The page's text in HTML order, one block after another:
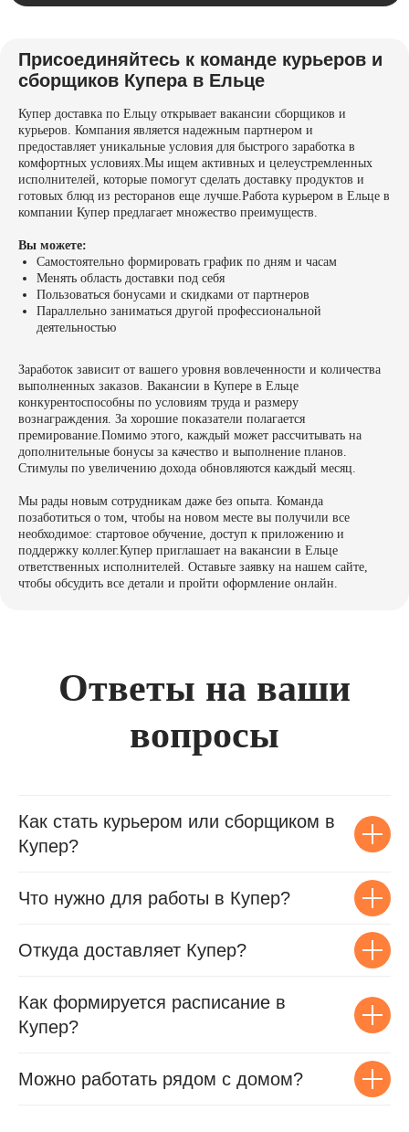
Присоединяйтесь к команде курьеров и
сборщиков Купера в Ельце
Купер доставка по Ельцу открывает вакансии сборщиков и
курьеров. Компания является надежным партнером и
предоставляет уникальные условия для быстрого заработка в
комфортных условиях.Мы ищем активных и целеустремленных
исполнителей, которые помогут сделать доставку продуктов и
готовых блюд из ресторанов еще лучше.Работа курьером в Ельце в
компании Купер предлагает множество преимуществ.
Вы можете:
Самостоятельно формировать график по дням и часам
Менять область доставки под себя
Пользоваться бонусами и скидками от партнеров
Параллельно заниматься другой профессиональной
деятельностью
Заработок зависит от вашего уровня вовлеченности и количества
выполненных заказов. Вакансии в Купере в Ельце
конкурентоспособны по условиям труда и размеру
вознаграждения. За хорошие показатели полагается
премирование.Помимо этого, каждый может рассчитывать на
дополнительные бонусы за качество и выполнение планов.
Стимулы по увеличению дохода обновляются каждый месяц.
Мы рады новым сотрудникам даже без опыта. Команда
позаботиться о том, чтобы на новом месте вы получили все
необходимое: стартовое обучение, доступ к приложению и
поддержку коллег.Купер приглашает на вакансии в Ельце
ответственных исполнителей. Оставьте заявку на нашем сайте,
чтобы обсудить все детали и пройти оформление онлайн.
Ответы на ваши
вопросы
Как стать курьером или сборщиком в
Купер?
Что нужно для работы в Купер?
Откуда доставляет Купер?
Как формируется расписание в
Купер?
Можно работать рядом с домом?